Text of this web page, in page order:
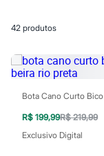
Jeans
Saias
Shorts e Bermudas
Vestidos
Acessórios
Bolsas
Bonés e Chapéus
Cintos
42 produtos
R$ 199,99R$ 219,99
Exclusivo Digital